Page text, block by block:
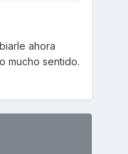
ahora
mucho sentido.